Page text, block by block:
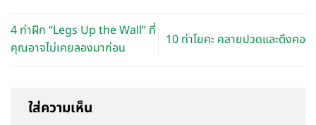
4 ท่าฝึก “Legs Up the Wall” ที่
คุณอาจไม่เคยลองมาก่อน
10 ท่าโยคะ คลายปวดและตึงคอ
ใส่ความเห็น